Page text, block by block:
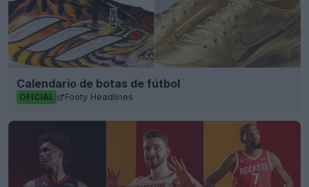
Calendario de botas de fútbol
OFICIAL Footy Headlines